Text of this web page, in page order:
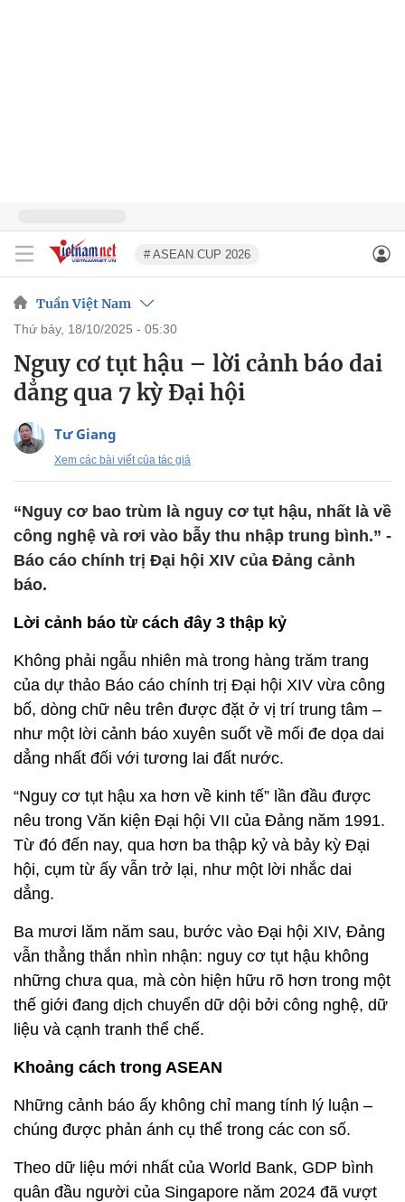
# ASEAN CUP 2026
Tuần Việt Nam
thứ bảy, 18/10/2025 - 05:30
Nguy cơ tụt hậu – lời cảnh báo dai
dẳng qua 7 kỳ Đại hội
Tư Giang
Xem các bài viết của tác giả
“Nguy cơ bao trùm là nguy cơ tụt hậu, nhất là về
công nghệ và rơi vào bẫy thu nhập trung bình.” -
Báo cáo chính trị Đại hội XIV của Đảng cảnh
báo.
Lời cảnh báo từ cách đây 3 thập kỷ
Không phải ngẫu nhiên mà trong hàng trăm trang
của dự thảo Báo cáo chính trị Đại hội XIV vừa công
bố, dòng chữ nêu trên được đặt ở vị trí trung tâm –
như một lời cảnh báo xuyên suốt về mối đe dọa dai
dẳng nhất đối với tương lai đất nước.
“Nguy cơ tụt hậu xa hơn về kinh tế” lần đầu được
nêu trong Văn kiện Đại hội VII của Đảng năm 1991.
Từ đó đến nay, qua hơn ba thập kỷ và bảy kỳ Đại
hội, cụm từ ấy vẫn trở lại, như một lời nhắc dai
dẳng.
Ba mươi lăm năm sau, bước vào Đại hội XIV, Đảng
vẫn thẳng thắn nhìn nhận: nguy cơ tụt hậu không
những chưa qua, mà còn hiện hữu rõ hơn trong một
thế giới đang dịch chuyển dữ dội bởi công nghệ, dữ
liệu và cạnh tranh thể chế.
Khoảng cách trong ASEAN
Những cảnh báo ấy không chỉ mang tính lý luận –
chúng được phản ánh cụ thể trong các con số.
Theo dữ liệu mới nhất của World Bank, GDP bình
quân đầu người của Singapore năm 2024 đã vượt